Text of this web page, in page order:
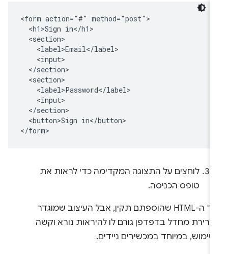
<form action="#" method="post">
  <h1>Sign in</h1>
  <section>
    <label>Email</label>
    <input>
  </section>
  <section>
    <label>Password</label>
    <input>
  </section>
  <button>Sign in</button>
לוחצים על התצוגה המקדימה כדי לראות את
טופס הכניסה.
קוד ה-HTML שהוספתם תקין, אבל העיצוב שמוגדר
מחדל בדפדפן גורם לו להיראות נורא וקשה
במיוחד במכשירים ניידים.